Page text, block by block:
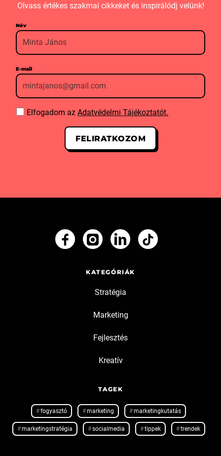
Olvass értékes szakmai cikkeket és inspirálódj velünk!
Név
E-mail
Elfogadom azAdatvédelmi Tájékoztatót.
KATEGÓRIÁK
Stratégia
Marketing
Fejlesztés
Kreatív
TAGEK
fogyasztó marketing marketingkutatás
marketingstratégia socialmedia tippek trendek